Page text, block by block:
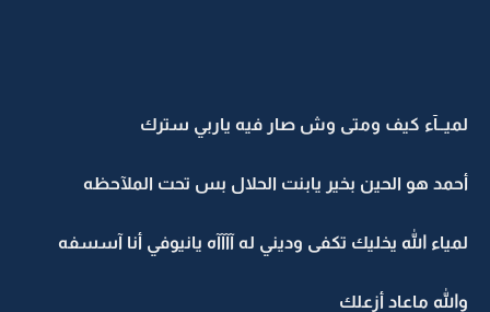
لميــآء كيف ومتى وش صار فيه ياربي سترك
أحمد هو الحين بخير يابنت الحلال بس تحت الملآحظه
لمياء الله يخليك تكفى وديني له آآآآه يانيوفي أنا آسسفه
والله ماعاد أزعلك